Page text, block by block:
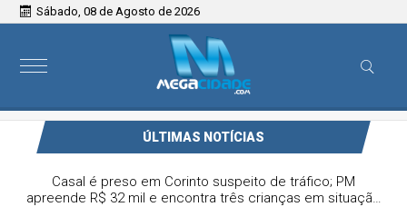
Sábado, 08 de Agosto de 2026
ÚLTIMAS NOTÍCIAS
Caetanópolis recebe lançamento de coleção inspirada na
história têxtil da cidade neste sábado